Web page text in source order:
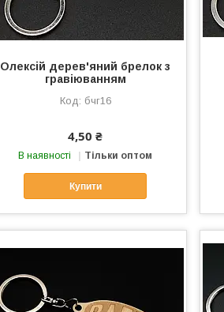
Олексій дерев'яний брелок з
гравіюванням
бчг16
4,50 ₴
В наявності Тільки оптом
Купити